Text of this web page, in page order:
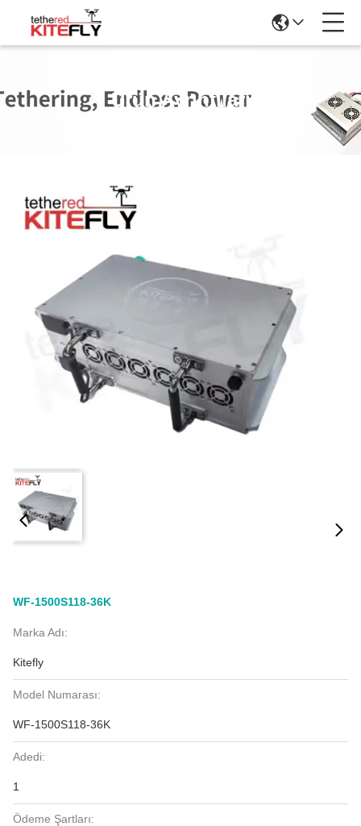
Ürün Ayrıntıları
WF-1500S118-36K
Marka Adı:
Kitefly
Model Numarası:
WF-1500S118-36K
Adedi:
1
Ödeme Şartları: